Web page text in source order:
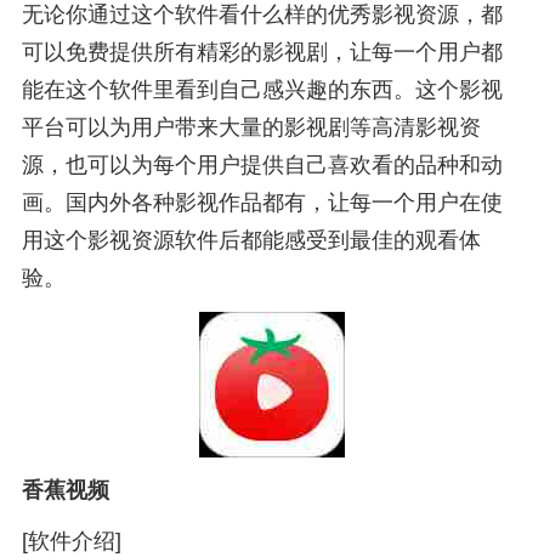
无论你通过这个软件看什么样的优秀影视资源，都
可以免费提供所有精彩的影视剧，让每一个用户都
能在这个软件里看到自己感兴趣的东西。这个影视
平台可以为用户带来大量的影视剧等高清影视资
源，也可以为每个用户提供自己喜欢看的品种和动
画。国内外各种影视作品都有，让每一个用户在使
用这个影视资源软件后都能感受到最佳的观看体
验。
香蕉视频
[软件介绍]